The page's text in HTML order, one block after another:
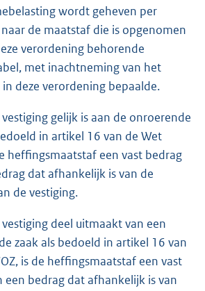
wordt geheven per
de maatstaf die is opgenomen
verordening behorende
met inachtneming van het
in deze verordening bepaalde.
gelijk is aan de onroerende
in artikel 16 van de Wet
heffingsmaatstaf een vast bedrag
dat afhankelijk is van de
de vestiging.
deel uitmaakt van een
zaak als bedoeld in artikel 16 van
is de heffingsmaatstaf een vast
een bedrag dat afhankelijk is van